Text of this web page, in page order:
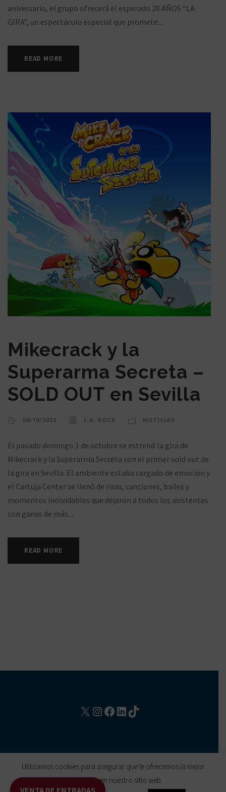
aniversario, el grupo ofrecerá el esperado 20 AÑOS “LA
GIRA”, un espectáculo especial que promete...
READ MORE
Mikecrack y la
Superarma Secreta –
SOLD OUT en Sevilla
04/10/2023 L.A. ROCK NOTICIAS
El pasado domingo 1 de octubre se estrenó la gira de
Mikecrack y la Superarma Secreta con el primer sold out de
la gira en Sevilla. El ambiente estaba cargado de emoción y
el Cartuja Center se llenó de risas, canciones, bailes y
momentos inolvidables que dejaron a todos los asistentes
con ganas de más....
READ MORE
X Instagram Facebook LinkedIn TikTok
COPYRIGHT 2021 L.A. ROCK ENTERTAINMENT SLU, ALL
RIGHT RESERVED
AVISO LEGAL
Utilizamos cookies para asegurar que le ofrecemos la mejor
experiencia en nuestro sitio web.
VENTA DE ENTRADAS